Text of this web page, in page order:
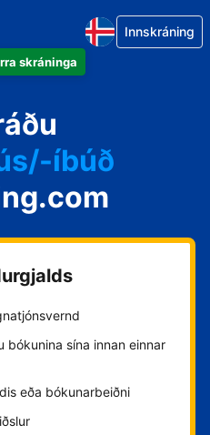
skráninga
Innskráning
þína
þitt
íbúð
þitt
þitt
sína innan einnar
eða bókunarbeiðni